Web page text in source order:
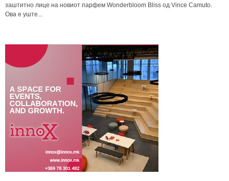
заштитно лице на новиот парфем Wonderbloom Bliss од Vince Camuto.
Ова е уште...